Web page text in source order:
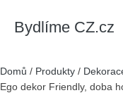
Bydlíme CZ.cz
Domů / Produkty /
Ego dekor Friendly, doba